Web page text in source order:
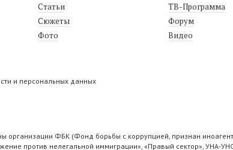
Статьи
Сюжеты
Фото
ТВ-Программа
Форум
Видео
и персональных данных
организации ФБК (Фонд борьбы с коррупцией, признан
против нелегальной иммиграции», «Правый сектор», УНА-